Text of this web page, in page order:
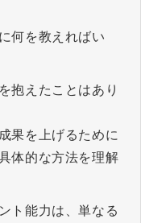
何を教えればい
抱えたことはあり
果を上げるために
体的な方法を理解
ト能力は、単なる